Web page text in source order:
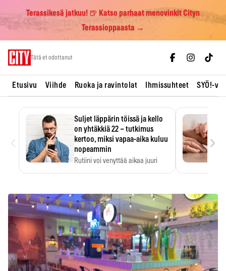
Terassikesä jatkuu! 🍺 Katso parhaat menovinkit Cityn
Terassioppaasta →
Tätä et odottanut
Etusivu Viihde Ruoka ja ravintolat Ihmissuhteet SYÖ!-
Suljet läppärin töissä ja kello
on yhtäkkiä 22 – tutkimus
kertoo, miksi vapaa-aika kuluu
nopeammin
Rutiini voi venyttää aikaa juuri
›